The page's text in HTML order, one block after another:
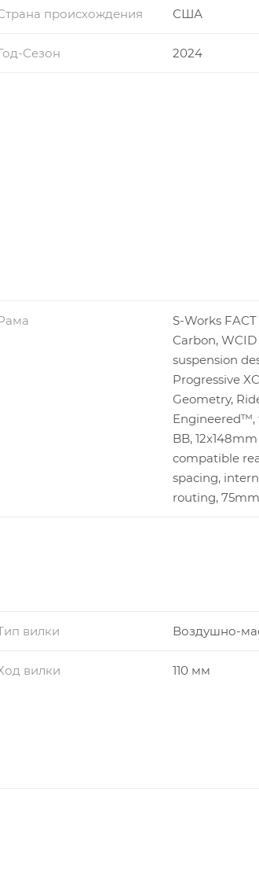
происхождения США
Сезон 2024
S-Works FACT
Carbon, WCID
suspension
Progressive
Geometry,
Engineered™,
BB,
compatible
spacing,
routing,
вилки Воздушно-
вилки 110 мм